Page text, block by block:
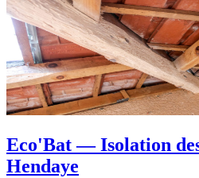
Eco'Bat — Isolation
Hendaye